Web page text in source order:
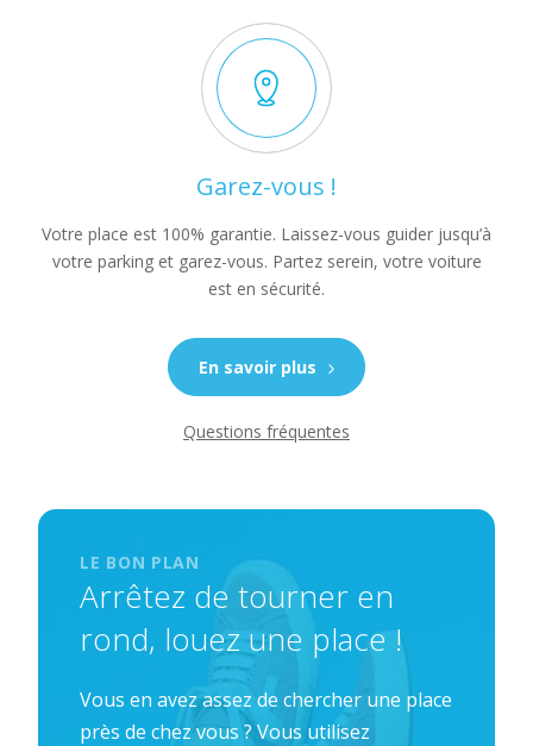
Garez-vous !
Votre place est 100% garantie. Laissez-vous guider jusqu’à
votre parking et garez-vous. Partez serein, votre voiture
est en sécurité.
En savoir plus
Questions fréquentes
LE BON PLAN
Arrêtez de tourner en
rond, louez une place !
Vous en avez assez de chercher une place
près de chez vous ? Vous utilisez